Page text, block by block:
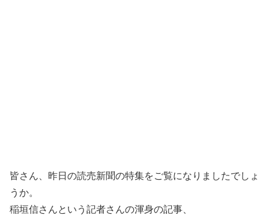
皆さん、昨日の読売新聞の特集をご覧になりましたでしょ
うか。
稲垣信さんという記者さんの渾身の記事、